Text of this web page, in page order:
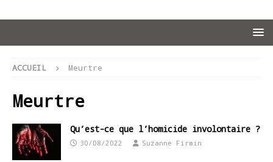
ACCUEIL Meurtre
Meurtre
Qu’est-ce que l’homicide involontaire ?
30/08/2022 Suzanne Firmin